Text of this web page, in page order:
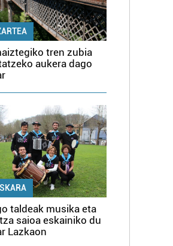
tren zubia
aukera dago
taldeak musika eta
saioa eskainiko du
Lazkaon